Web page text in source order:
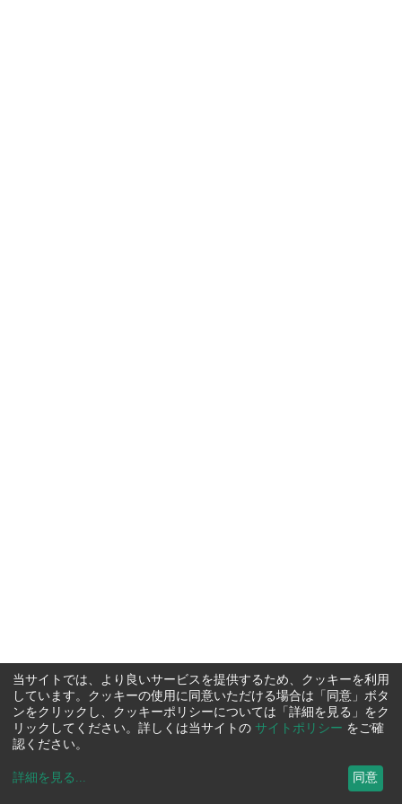
当サイトでは、より良いサービスを提供するため、クッキーを利用
しています。クッキーの使用に同意いただける場合は「同意」ボタ
ンをクリックし、クッキーポリシーについては「詳細を見る」をク
リックしてください。詳しくは当サイトの サイトポリシー をご確
認ください。
詳細を見る ... 同意